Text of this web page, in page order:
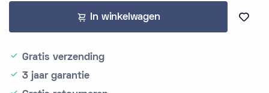
In winkelwagen
Gratis verzending
3 jaar garantie